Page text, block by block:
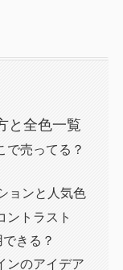
と全色一覧
で売ってる？
ョンと人気色
ントラスト
きる？
ンのアイデア